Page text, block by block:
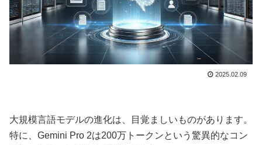
2025.02.09
大規模言語モデルの進化は、目覚ましいものがあります。
特に、Gemini Pro 2は200万トークンという驚異的なコン